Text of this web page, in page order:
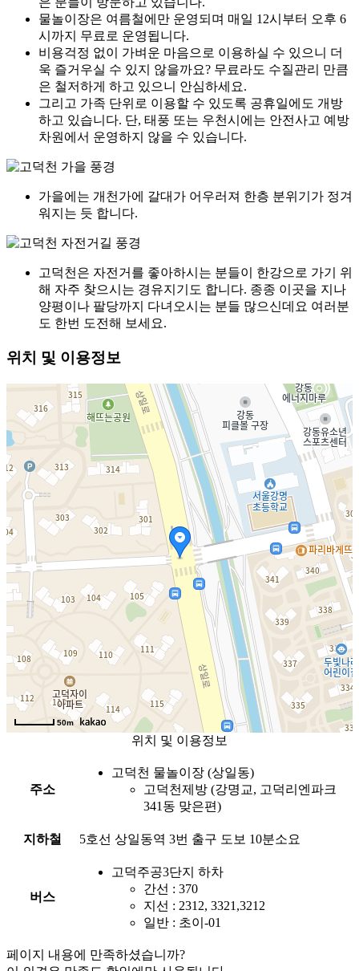
물놀이장은 여름철에만 운영되며 매일 12시부터 오후 6
시까지 무료로 운영됩니다.
비용걱정 없이 가벼운 마음으로 이용하실 수 있으니 더
욱 즐거우실 수 있지 않을까요? 무료라도 수질관리 만큼
은 철저하게 하고 있으니 안심하세요.
그리고 가족 단위로 이용할 수 있도록 공휴일에도 개방
하고 있습니다. 단, 태풍 또는 우천시에는 안전사고 예방
차원에서 운영하지 않을 수 있습니다.
가을에는 개천가에 갈대가 어우러져 한층 분위기가 정겨
워지는 듯 합니다.
고덕천은 자전거를 좋아하시는 분들이 한강으로 가기 위
해 자주 찾으시는 경유지기도 합니다. 종종 이곳을 지나
양평이나 팔당까지 다녀오시는 분들 많으신데요 여러분
도 한번 도전해 보세요.
위치 및 이용정보
50m
위치 및 이용정보
주소
고덕천 물놀이장 (상일동)
고덕천제방 (강명교, 고덕리엔파크
341동 맞은편)
지하철 5호선 상일동역 3번 출구 도보 10분소요
버스
고덕주공3단지 하차
간선 : 370
지선 : 2312, 3321,3212
일반 : 초이-01
페이지 내용에 만족하셨습니까?